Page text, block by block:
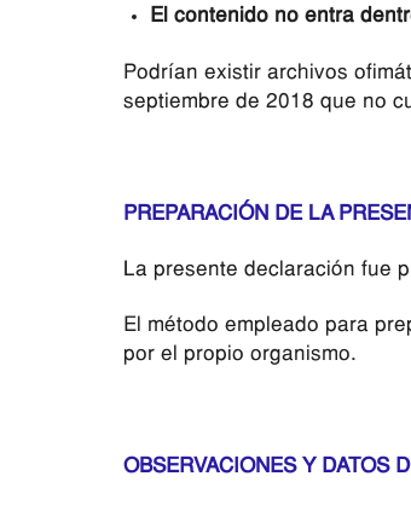
El contenido no entra
Podrían existir archivos
septiembre de 2018 que no
PREPARACIÓN DE LA
La presente declaración fue
El método empleado para
por el propio organismo.
OBSERVACIONES Y DATOS